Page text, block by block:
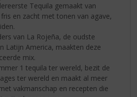
Tequila gemaakt van
en zacht met tonen van agave,
van La Rojeña, de oudste
Latijn America, maakten deze
mix.
1 tequila ter wereld, bezit de
ter wereld en maakt al meer
vakmanschap en recepten die